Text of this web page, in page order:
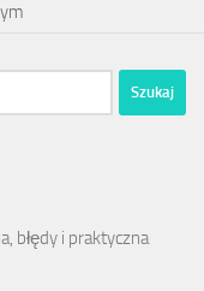
błędy i praktyczna